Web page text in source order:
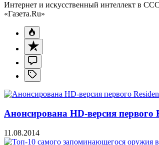
Интернет и искусственный интеллект в
«Газета.Ru»
Анонсирована HD-версия первого
11.08.2014